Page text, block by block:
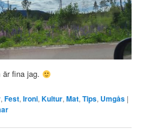
fina jag.
,Fest,Ironi,Kultur,Mat,Tips, Umgås |